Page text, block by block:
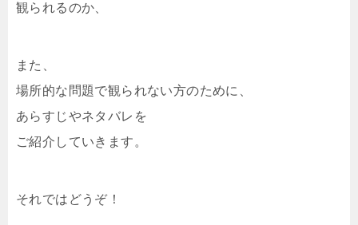
観られるのか、
また、
場所的な問題で観られない方のために、
あらすじやネタバレを
ご紹介していきます。
それではどうぞ！